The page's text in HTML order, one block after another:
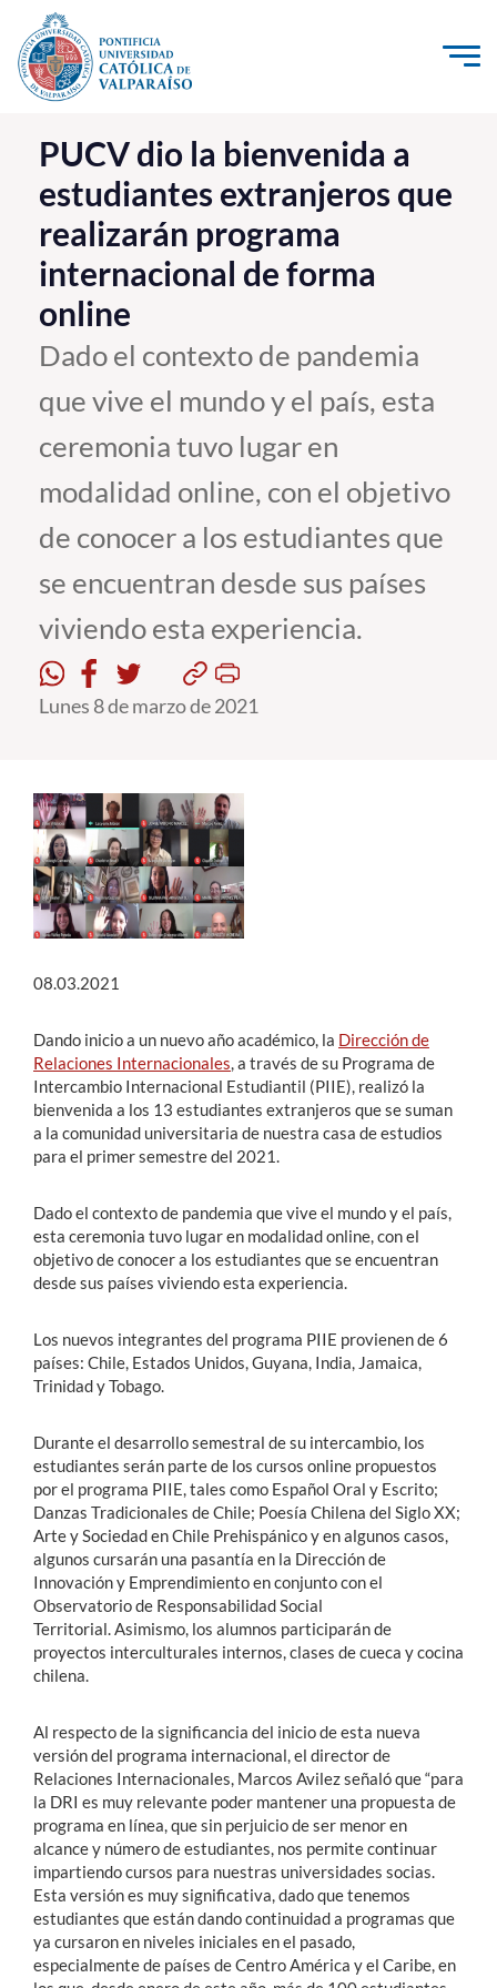
Click acá para ir directamente al contenido
La Universidad
Investigación, Creación e Innovación
PUCV Internacional
Vinculación con el Medio
Admisión
Pregrado
Postgrado
Formación Continua
Académicos
Funcionarios
Alumni
PUCV dio la bienvenida a
estudiantes extranjeros que
realizarán programa
internacional de forma
online
Dado el contexto de pandemia
que vive el mundo y el país, esta
ceremonia tuvo lugar en
modalidad online, con el objetivo
de conocer a los estudiantes que
se encuentran desde sus países
viviendo esta experiencia.
Lunes 8 de marzo de 2021
08.03.2021
Dando inicio a un nuevo año académico, la Dirección de
Relaciones Internacionales, a través de su Programa de
Intercambio Internacional Estudiantil (PIIE), realizó la
bienvenida a los 13 estudiantes extranjeros que se suman
a la comunidad universitaria de nuestra casa de estudios
para el primer semestre del 2021.
Dado el contexto de pandemia que vive el mundo y el país,
esta ceremonia tuvo lugar en modalidad online, con el
objetivo de conocer a los estudiantes que se encuentran
desde sus países viviendo esta experiencia.
Los nuevos integrantes del programa PIIE provienen de 6
países: Chile, Estados Unidos, Guyana, India, Jamaica,
Trinidad y Tobago.
Durante el desarrollo semestral de su intercambio, los
estudiantes serán parte de los cursos online propuestos
por el programa PIIE, tales como Español Oral y Escrito;
Danzas Tradicionales de Chile; Poesía Chilena del Siglo XX;
Arte y Sociedad en Chile Prehispánico y en algunos casos,
algunos cursarán una pasantía en la Dirección de
Innovación y Emprendimiento en conjunto con el
Observatorio de Responsabilidad Social
Territorial.Asimismo, los alumnos participarán de
proyectos interculturales internos, clases de cueca y cocina
chilena.
Al respecto de la significancia del inicio de esta nueva
versión del programa internacional, el director de
Relaciones Internacionales, Marcos Avilez señaló que “para
la DRI es muy relevante poder mantener una propuesta de
programa en línea, que sin perjuicio de ser menor en
alcance y número de estudiantes, nos permite continuar
impartiendo cursos para nuestras universidades socias.
Esta versión es muy significativa, dado que tenemos
estudiantes que están dando continuidad a programas que
ya cursaron en niveles iniciales en el pasado,
especialmente de países de Centro América y el Caribe, en